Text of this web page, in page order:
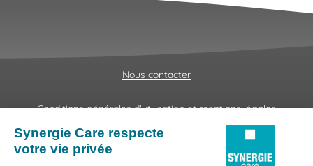
Nous contacter
Conditions générales d'utilisation et mentions légales
Fraudes & Hameçonnages